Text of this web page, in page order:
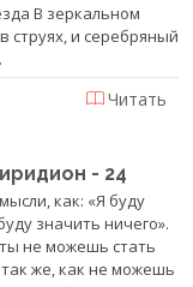
В зеркальном
струях, и серебряный
Читать
- 24
как: «Я буду
значить ничего».
не можешь стать
же, как не можешь